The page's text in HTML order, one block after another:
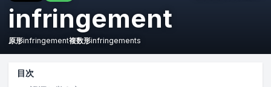
infringement
原形infringement複数形infringements
目次